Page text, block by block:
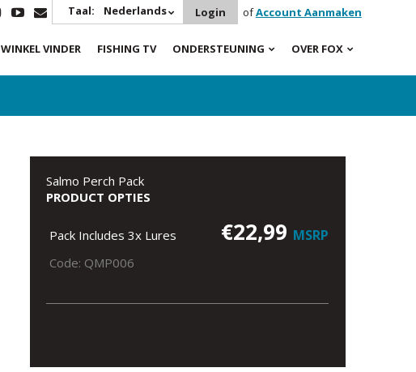
Taal: Nederlands Login ofAccount Aanmaken
WINKEL VINDER FISHING TV ONDERSTEUNING OVER FOX
Salmo Perch Pack
PRODUCT OPTIES
Pack Includes 3x Lures €22,99 MSRP
Code: QMP006